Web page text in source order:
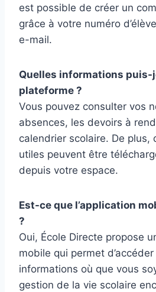
est possible de créer un
grâce à votre numéro
e-mail.
Quelles informations puis-
plateforme ?
Vous pouvez consulter vos
absences, les devoirs à
calendrier scolaire. De plus,
utiles peuvent être
depuis votre espace.
Est-ce que l’application
?
Oui, École Directe propose
mobile qui permet
informations où que vous
gestion de la vie scolaire